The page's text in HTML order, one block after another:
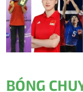
BÓNG